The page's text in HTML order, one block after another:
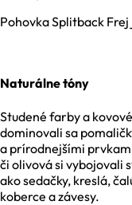
Pohovka Splitback
Naturálne tóny
Studené farby a
dominovali sa
a prírodnejšími
či olivová si vybojovali
ako sedačky, kreslá,
koberce a závesy.